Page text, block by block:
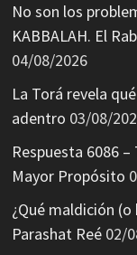
No son los
KABBALAH. El
04/08/2026
La Torá revela
adentro 03/08/
Respuesta 6086
Mayor Propósito
¿Qué maldición
Parashat Reé 02/